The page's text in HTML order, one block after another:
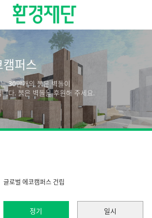
퍼스
30만개의 붉은 벽돌이
다. 붉은 벽돌을 후원해 주세요.
글로벌 에코캠퍼스 건립
정기 일시